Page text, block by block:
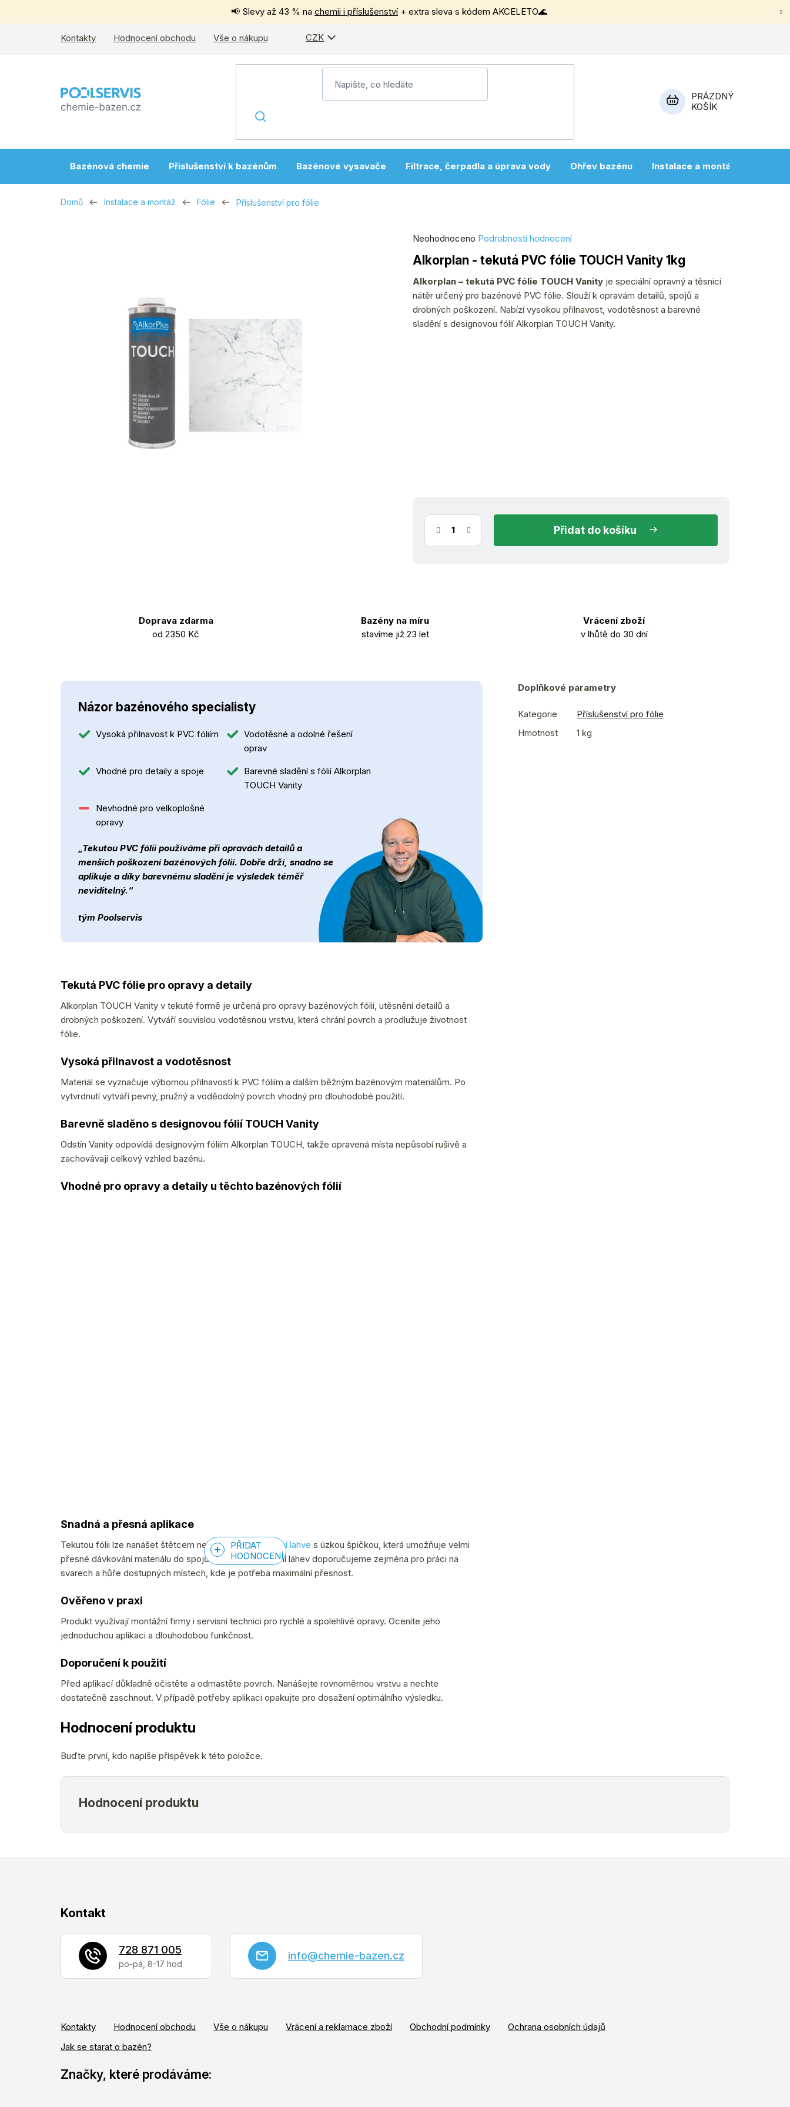
📢 Slevy až 43 % na chemii i příslušenství + extra sleva s kódem AKCELETO🌊
Kontakty Hodnocení obchodu Vše o nákupu CZK
NÁKUPNÍ
PRÁZDNÝ
KOŠÍK
Bazénová chemie Příslušenství k bazénům Bazénové vysavače Filtrace, čerpadla a úprava vody Ohřev bazénu Instalace a montáž
Domů Instalace a montáž Fólie Příslušenství pro fólie
Alkorplan - tekutá PVC fólie TOUCH Vanity 1kg
Průměrné
produktu
je
0,0
z
5
Neohodnoceno Podrobnosti hodnocení
Alkorplan – tekutá PVC fólie TOUCH Vanity je speciální opravný a těsnicí
nátěr určený pro bazénové PVC fólie. Slouží k opravám detailů, spojů a
drobných poškození. Nabízí vysokou přilnavost, vodotěsnost a barevné
sladění s designovou fólií Alkorplan TOUCH Vanity.
do košíku
Doprava zdarma
od 2350 Kč
Bazény na míru
stavíme již 23 let
Vrácení zboží
v lhůtě do 30 dní
Názor bazénového specialisty
Vysoká přilnavost k PVC fóliím
Vodotěsné a odolné řešení
oprav
Vhodné pro detaily a spoje
Barevné sladění s fólií Alkorplan
TOUCH Vanity
Nevhodné pro velkoplošné
opravy
„Tekutou PVC fólii používáme při opravách detailů a
menších poškození bazénových fólií. Dobře drží, snadno se
aplikuje a díky barevnému sladění je výsledek téměř
neviditelný.“
tým Poolservis
Tekutá PVC fólie pro opravy a detaily
Alkorplan TOUCH Vanity v tekuté formě je určená pro opravy bazénových fólií, utěsnění detailů a
drobných poškození. Vytváří souvislou vodotěsnou vrstvu, která chrání povrch a prodlužuje životnost
fólie.
Vysoká přilnavost a vodotěsnost
Materiál se vyznačuje výbornou přilnavostí k PVC fóliím a dalším běžným bazénovým materiálům. Po
vytvrdnutí vytváří pevný, pružný a voděodolný povrch vhodný pro dlouhodobé použití.
Barevně sladěno s designovou fólií TOUCH Vanity
Odstín Vanity odpovídá designovým fóliím Alkorplan TOUCH, takže opravená místa nepůsobí rušivě a
zachovávají celkový vzhled bazénu.
Vhodné pro opravy a detaily u těchto bazénových fólií
Snadná a přesná aplikace
Tekutou fólii lze nanášet štětcem nebo pomocíaplikační lahve s úzkou špičkou, která umožňuje velmi
přesné dávkování materiálu do spojů a detailů. Aplikační láhev doporučujeme zejména pro práci na
svarech a hůře dostupných místech, kde je potřeba maximální přesnost.
Ověřeno v praxi
Produkt využívají montážní firmy i servisní technici pro rychlé a spolehlivé opravy. Oceníte jeho
jednoduchou aplikaci a dlouhodobou funkčnost.
Doporučení k použití
Před aplikací důkladně očistěte a odmastěte povrch. Nanášejte rovnoměrnou vrstvu a nechte
dostatečně zaschnout. V případě potřeby aplikaci opakujte pro dosažení optimálního výsledku.
Doplňkové parametry
Kategorie
Příslušenství pro fólie
Hmotnost
1 kg
Hodnocení produktu
Buďte první, kdo napíše příspěvek k této položce.
PŘIDAT
HODNOCENÍ
Kontakt
info@chemie-bazen.cz
728 871 005
Kontakty Hodnocení obchodu Vše o nákupu Vrácení a reklamace zboží Obchodní podmínky
Ochrana osobních údajů
Jak se starat o bazén?